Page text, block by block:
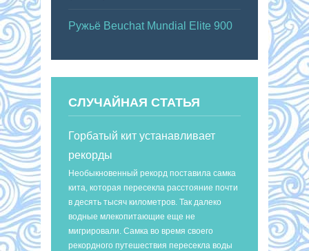
Ружьё Beuchat Mundial Elite 900
СЛУЧАЙНАЯ СТАТЬЯ
Горбатый кит устанавливает
рекорды
Необыкновенный рекорд поставила самка
кита, которая пересекла расстояние почти
в десять тысяч километров. Так далеко
водные млекопитающие еще не
мигрировали. Самка во время своего
рекордного путешествия пересекла воды